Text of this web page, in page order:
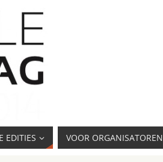
EDITIES VOOR ORGANISATOREN